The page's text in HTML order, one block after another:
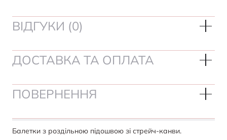
ВІДГУКИ (0)
ДОСТАВКА ТА ОПЛАТА
ПОВЕРНЕННЯ
Балетки з роздільною підошвою зі стрейч-канви.